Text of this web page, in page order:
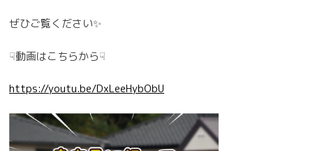
ぜひご覧ください✨
☟動画はこちらから☟
https://youtu.be/DxLeeHybObU